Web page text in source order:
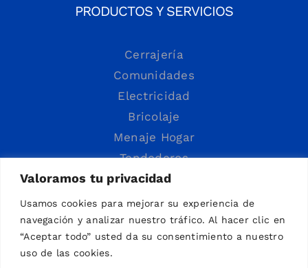
Valoramos tu privacidad
Usamos cookies para mejorar su experiencia de
navegación y analizar nuestro tráfico. Al hacer clic en
“Aceptar todo” usted da su consentimiento a nuestro
uso de las cookies.
PRODUCTOS Y SERVICIOS
Cerrajería
Comunidades
Electricidad
Bricolaje
Menaje Hogar
Tendederos